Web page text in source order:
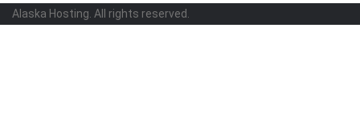
Alaska Hosting. All rights reserved.